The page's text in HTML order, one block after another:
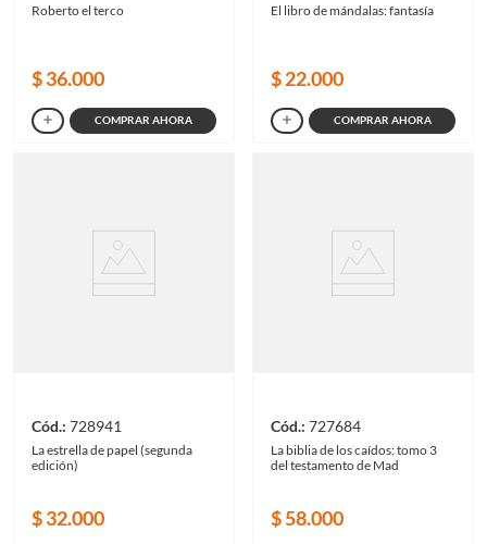
Roberto el terco
$36.000
COMPRAR AHORA
El libro de mándalas: fantasía
$22.000
COMPRAR AHORA
728941
La estrella de papel (segunda
edición)
$32.000
727684
La biblia de los caídos: tomo 3
del testamento de Mad
$58.000